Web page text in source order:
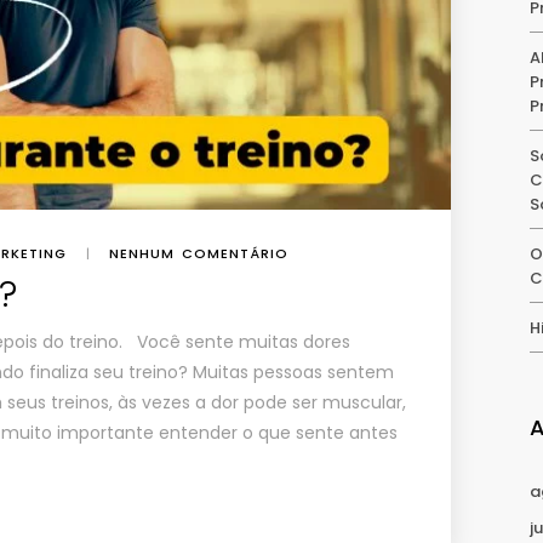
| NENHUM COMENTÁRIO
do treino. Você sente muitas dores
finaliza seu treino? Muitas pessoas sentem
treinos, às vezes a dor pode ser muscular,
importante entender o que sente antes